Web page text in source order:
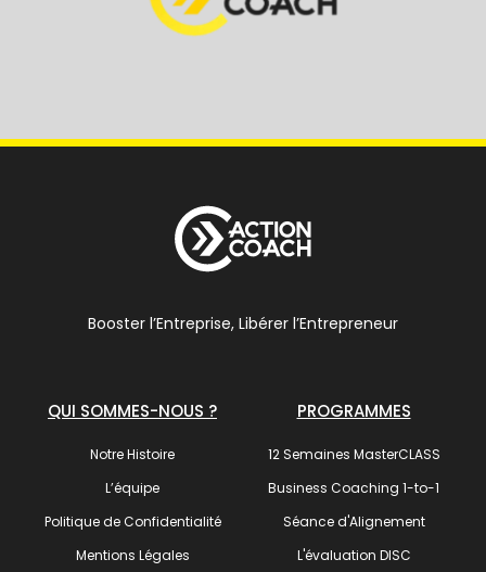
Booster l’Entreprise, Libérer l’Entrepreneur
QUI SOMMES-NOUS ?
Notre Histoire
L’équipe
Politique de Confidentialité
Mentions Légales
PROGRAMMES
12 Semaines MasterCLASS
Business Coaching 1-to-1
Séance d'Alignement
L'évaluation DISC